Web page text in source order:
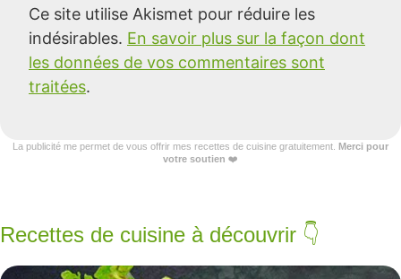
Ce site utilise Akismet pour réduire les
indésirables. En savoir plus sur la façon dont
les données de vos commentaires sont
traitées.
La publicité me permet de vous offrir mes recettes de cuisine gratuitement.
Merci pour
votre soutien ❤️
Recettes de cuisine à découvrir 👇